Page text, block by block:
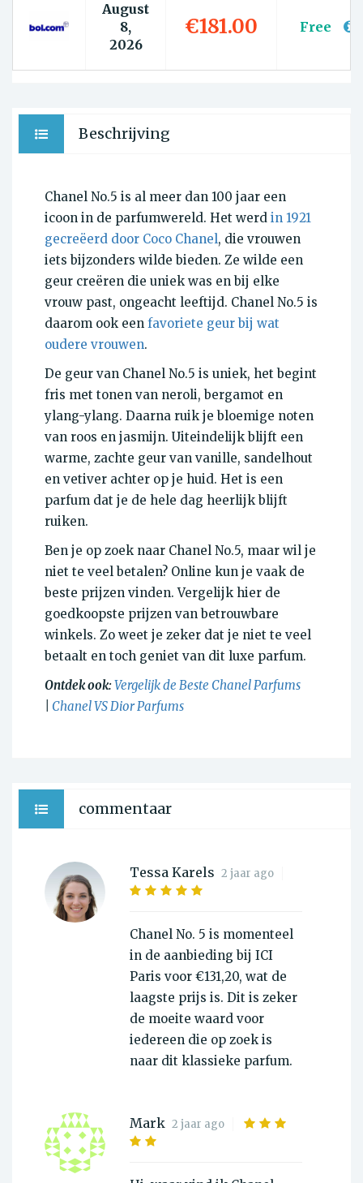
August
8,
2026
€181.00 Free
Beschrijving
Chanel No.5 is al meer dan 100 jaar een
icoon in de parfumwereld. Het werd in 1921
gecreëerd door Coco Chanel, die vrouwen
iets bijzonders wilde bieden. Ze wilde een
geur creëren die uniek was en bij elke
vrouw past, ongeacht leeftijd. Chanel No.5 is
daarom ook een favoriete geur bij wat
oudere vrouwen.
De geur van Chanel No.5 is uniek, het begint
fris met tonen van neroli, bergamot en
ylang-ylang. Daarna ruik je bloemige noten
van roos en jasmijn. Uiteindelijk blijft een
warme, zachte geur van vanille, sandelhout
en vetiver achter op je huid. Het is een
parfum dat je de hele dag heerlijk blijft
ruiken.
Ben je op zoek naar Chanel No.5, maar wil je
niet te veel betalen? Online kun je vaak de
beste prijzen vinden. Vergelijk hier de
goedkoopste prijzen van betrouwbare
winkels. Zo weet je zeker dat je niet te veel
betaalt en toch geniet van dit luxe parfum.
Ontdek ook:Vergelijk de Beste Chanel Parfums
Chanel VS Dior Parfums
commentaar
Tessa Karels 2 jaar ago
Chanel No. 5 is momenteel
in de aanbieding bij ICI
Paris voor €131,20, wat de
laagste prijs is. Dit is zeker
de moeite waard voor
iedereen die op zoek is
naar dit klassieke parfum.
Mark 2 jaar ago